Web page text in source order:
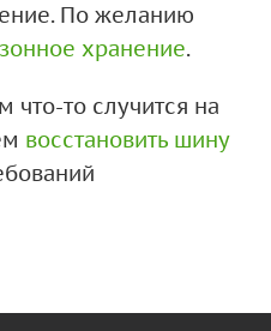
По желанию
хранение.
то случится на
восстановить шину